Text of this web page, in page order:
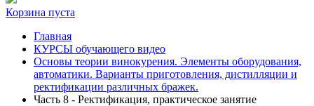
Корзина пуста
Главная
КУРСЫ обучающего видео
Основы теории винокурения. Элементы оборудования,
автоматики. Варианты приготовления, дистилляции и
ректификации различных бражек.
Часть 8 - Ректификация, практическое занятие